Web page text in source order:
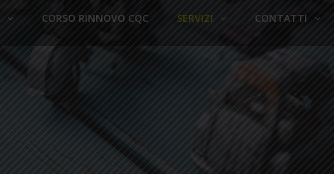
CORSO RINNOVO CQC SERVIZI CONTATTI